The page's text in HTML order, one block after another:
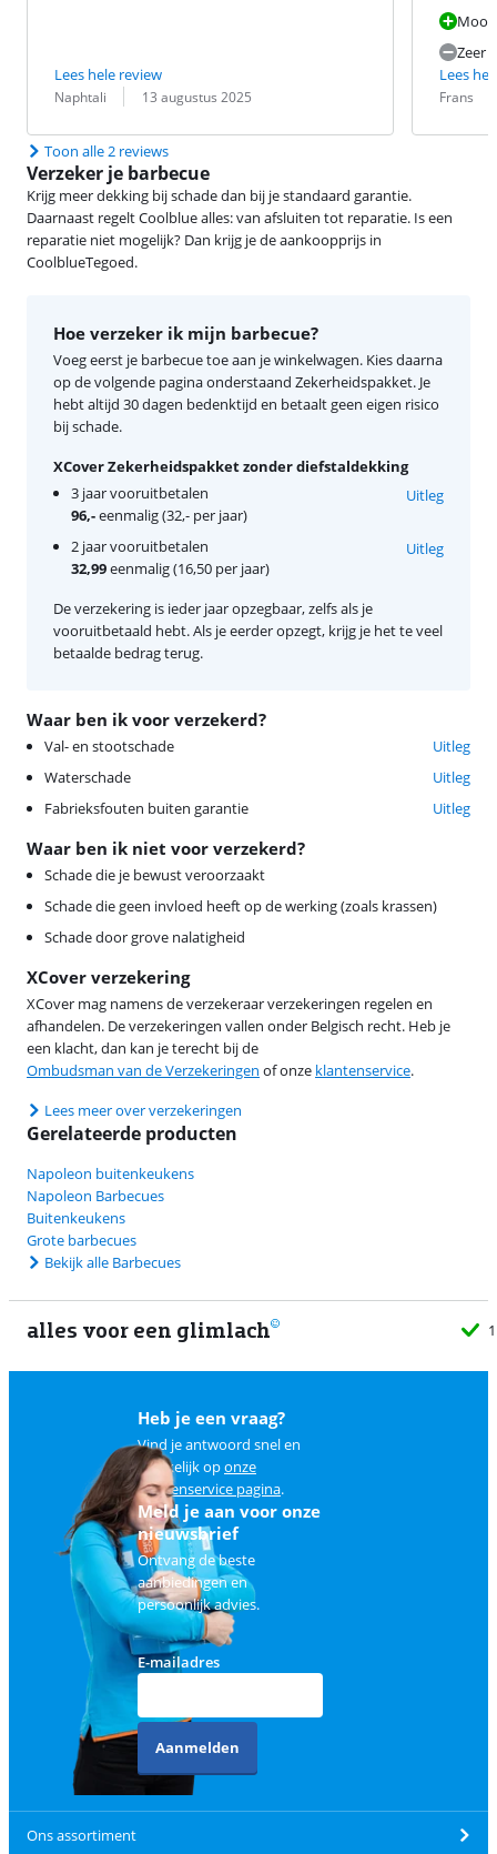
Lees hele review
Beoordeling door:
Naphtali
Datum: 13 augustus 2025
Mooi
Zeer
Lees
Frans
Datum:
Toon alle 2 reviews
Verzeker je barbecue
Krijg meer dekking bij schade dan bij je standaard garantie.
Daarnaast regelt Coolblue alles: van afsluiten tot reparatie. Is een
reparatie niet mogelijk? Dan krijg je de aankoopprijs in
CoolblueTegoed.
Waar ben ik voor verzekerd?
Val- en stootschade
Uitleg
Waterschade
Uitleg
Fabrieksfouten buiten garantie
Uitleg
Waar ben ik niet voor verzekerd?
Schade die je bewust veroorzaakt
Schade die geen invloed heeft op de werking (zoals krassen)
Schade door grove nalatigheid
XCover verzekering
XCover mag namens de verzekeraar verzekeringen regelen en
afhandelen. De verzekeringen vallen onder Belgisch recht. Heb je
een klacht, dan kan je terecht bij de
Ombudsman van de Verzekeringen of onze klantenservice.
Lees meer over verzekeringen
Hoe verzeker ik mijn barbecue?
Voeg eerst je barbecue toe aan je winkelwagen. Kies daarna
op de volgende pagina onderstaand Zekerheidspakket. Je
hebt altijd 30 dagen bedenktijd en betaalt geen eigen risico
bij schade.
XCover Zekerheidspakket zonder diefstaldekking
3 jaar vooruitbetalen
96,-eenmalig (32,- per jaar)
Uitleg
2 jaar vooruitbetalen
32,99eenmalig (16,50 per jaar)
Uitleg
De verzekering is ieder jaar opzegbaar, zelfs als je
vooruitbetaald hebt. Als je eerder opzegt, krijg je het te veel
betaalde bedrag terug.
Gerelateerde producten
Napoleon buitenkeukens
Napoleon Barbecues
Buitenkeukens
Grote barbecues
Bekijk alle Barbecues
alles voor een glimlach
Heb je een vraag?
Vind je antwoord snel en
makkelijk oponze
klantenservice pagina.
Meld je aan voor onze
nieuwsbrief
Ontvang de beste
aanbiedingen en
persoonlijk advies.
E-mailadres
Aanmelden
Ons assortiment